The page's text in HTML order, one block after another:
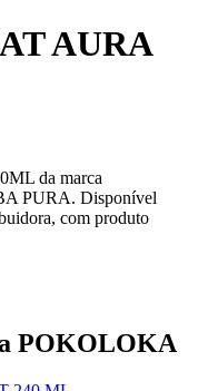
AURA
da marca
PURA. Disponível
com produto
POKOLOKA